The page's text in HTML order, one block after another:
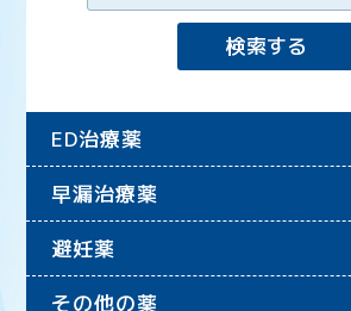
ED治療薬
早漏治療薬
避妊薬
その他の薬